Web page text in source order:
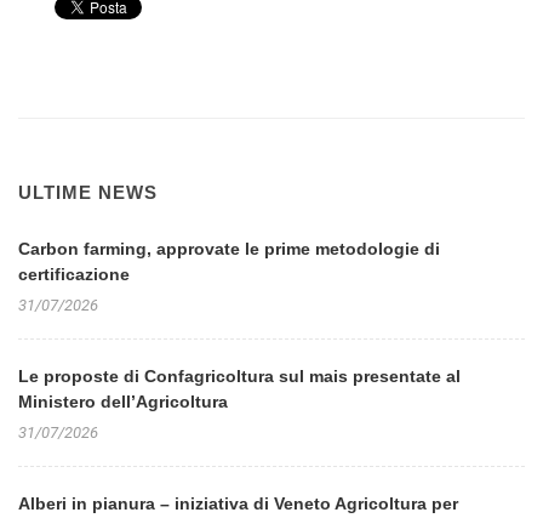
ULTIME NEWS
Carbon farming, approvate le prime metodologie di
certificazione
31/07/2026
Le proposte di Confagricoltura sul mais presentate al
Ministero dell’Agricoltura
31/07/2026
Alberi in pianura – iniziativa di Veneto Agricoltura per